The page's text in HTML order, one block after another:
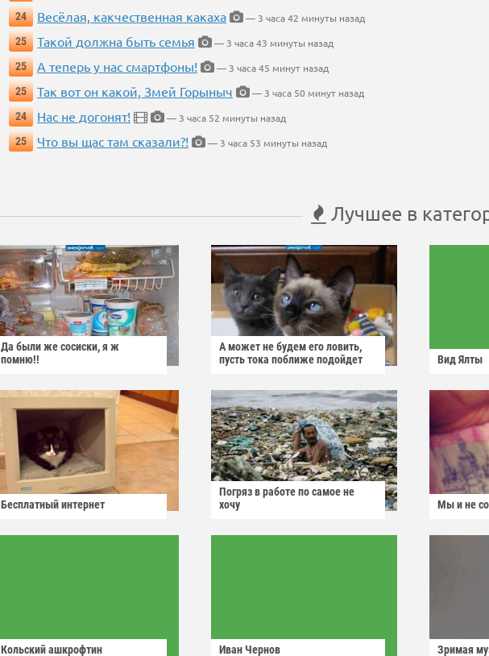
24
Весёлая, какчественная какаха
— 3 часа 42 минуты назад
25
Такой должна быть семья
— 3 часа 43 минуты назад
25
А теперь у нас смартфоны!
— 3 часа 45 минут назад
25
Так вот он какой, Змей Горыныч
— 3 часа 50 минут назад
24
Нас не догонят!
— 3 часа 52 минуты назад
25
Что вы щас там сказали?! — 3 часа 53 минуты назад
Лучшее в
Да были же сосиски, я ж
помню!!
А может не будем его ловить,
пусть тока поближе подойдет
Вид Ялты
Бесплатный интернет
Погряз в работе по самое не
хочу
Мы и не
Кольский ашкрофтин Иван Чернов Зримая